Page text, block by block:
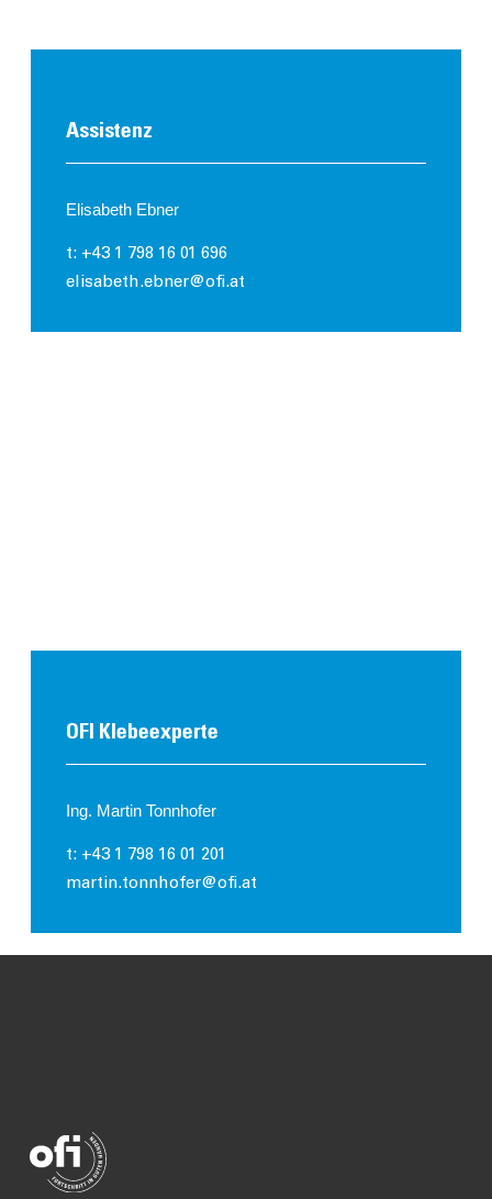
Assistenz
Elisabeth Ebner
t: +43 1 798 16 01 696
elisabeth.ebner@ofi.at
OFI Klebeexperte
Ing. Martin Tonnhofer
t: +43 1 798 16 01 201
martin.tonnhofer@ofi.at